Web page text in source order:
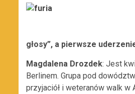
głosy”, a pierwsze
Magdalena Drozdek: Jest
Berlinem. Grupa pod
przyjaciół i weteranów walk w